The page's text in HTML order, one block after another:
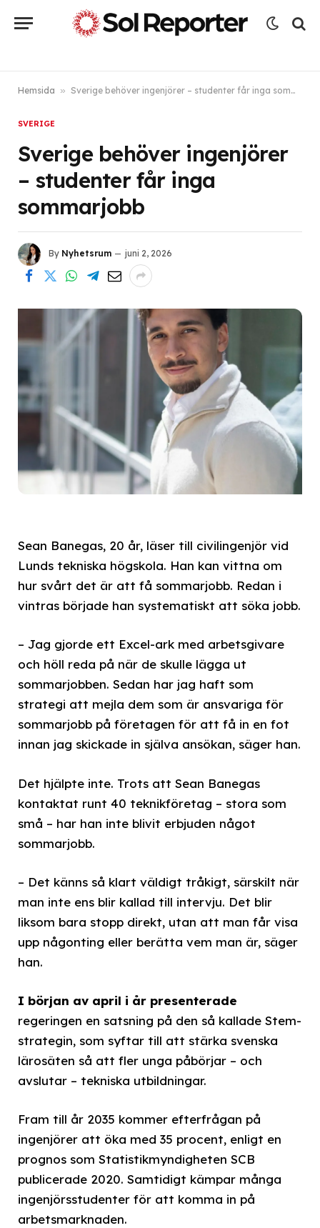
Hemsida » Sverige behöver ingenjörer – studenter får inga sommarjobb
SVERIGE
Sverige behöver ingenjörer
– studenter får inga
sommarjobb
By Nyhetsrum juni 2, 2026
Sean Banegas, 20 år, läser till civilingenjör vid
Lunds tekniska högskola. Han kan vittna om
hur svårt det är att få sommarjobb. Redan i
vintras började han systematiskt att söka jobb.
– Jag gjorde ett Excel-ark med arbetsgivare
och höll reda på när de skulle lägga ut
sommarjobben. Sedan har jag haft som
strategi att mejla dem som är ansvariga för
sommarjobb på företagen för att få in en fot
innan jag skickade in själva ansökan, säger han.
Det hjälpte inte. Trots att Sean Banegas
kontaktat runt 40 teknikföretag – stora som
små – har han inte blivit erbjuden något
sommarjobb.
– Det känns så klart väldigt tråkigt, särskilt när
man inte ens blir kallad till intervju. Det blir
liksom bara stopp direkt, utan att man får visa
upp någonting eller berätta vem man är, säger
han.
I början av april i år presenterade
regeringen en satsning på den så kallade Stem-
strategin, som syftar till att stärka svenska
lärosäten så att fler unga påbörjar – och
avslutar – tekniska utbildningar.
Fram till år 2035 kommer efterfrågan på
ingenjörer att öka med 35 procent, enligt en
prognos som Statistikmyndigheten SCB
publicerade 2020. Samtidigt kämpar många
ingenjörsstudenter för att komma in på
arbetsmarknaden.